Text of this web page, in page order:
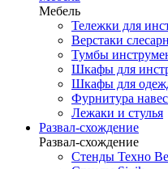
Мебель
Тележки для
Верстаки
Тумбы
Шкафы для
Шкафы для
Фурнитура
Лежаки и стулья
Развал-схождение
Развал-схождение
Стенды Техно